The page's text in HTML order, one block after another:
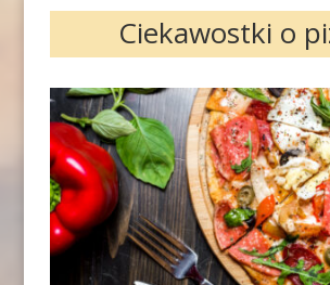
Ciekawostki o